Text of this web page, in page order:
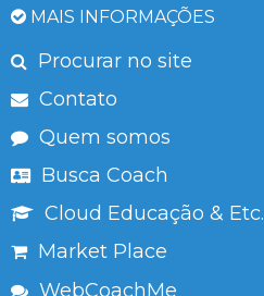
MAIS INFORMAÇÕES
Procurar no site
Contato
Quem somos
Busca Coach
Cloud Educação & Etc.
Market Place
WebCoachMe